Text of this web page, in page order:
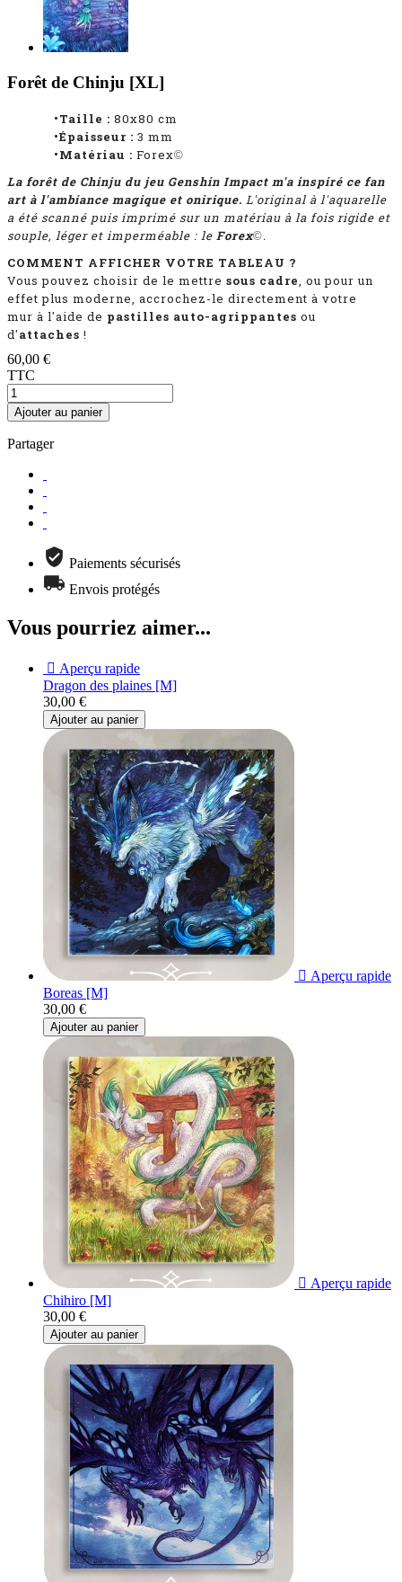
Forêt de Chinju [XL]
•Taille : 80x80 cm
•Épaisseur : 3 mm
•Matériau : Forex©
La forêt de Chinju du jeu Genshin Impact m'a inspiré ce fan
art à l'ambiance magique et onirique. L'original à l'aquarelle
a été scanné puis imprimé sur un matériau à la fois rigide et
souple, léger et imperméable : le Forex©.
COMMENT AFFICHER VOTRE TABLEAU ?
Vous pouvez choisir de le mettre sous cadre, ou pour un
effet plus moderne, accrochez-le directement à votre
mur à l'aide de pastilles auto-agrippantes ou
d'attaches !
60,00 €
TTC
Ajouter au panier
Partager
Paiements sécurisés
Envois protégés
Vous pourriez aimer...
 Aperçu rapide
Dragon des plaines [M]
30,00 €
Ajouter au panier
 Aperçu rapide
Boreas [M]
30,00 €
Ajouter au panier
 Aperçu rapide
Chihiro [M]
30,00 €
Ajouter au panier